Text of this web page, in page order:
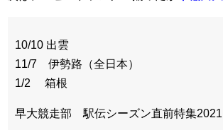
10/10 出雲
11/7 伊勢路（全日本）
1/2 箱根
早大競走部 駅伝シーズン直前特集2021